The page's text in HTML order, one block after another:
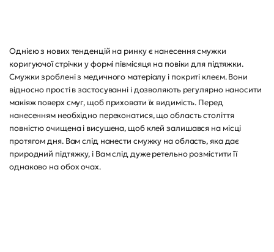
Однією з нових тенденцій на ринку є нанесення смужки
коригуючої стрічки у формі півмісяця на повіки для підтяжки.
Смужки зроблені з медичного матеріалу і покриті клеєм. Вони
відносно прості в застосуванні і дозволяють регулярно наносити
макіяж поверх смуг, щоб приховати їх видимість. Перед
нанесенням необхідно переконатися, що область століття
повністю очищена і висушена, щоб клей залишався на місці
протягом дня. Вам слід нанести смужку на область, яка дає
природний підтяжку, і Вам слід дуже ретельно розмістити її
однаково на обох очах.